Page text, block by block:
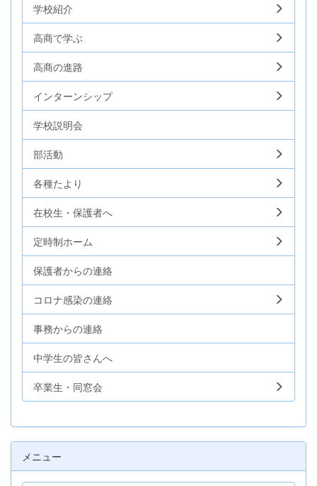
学校紹介
高商で学ぶ
高商の進路
インターンシップ
学校説明会
部活動
各種たより
在校生・保護者へ
定時制ホーム
保護者からの連絡
コロナ感染の連絡
事務からの連絡
中学生の皆さんへ
卒業生・同窓会
メニュー